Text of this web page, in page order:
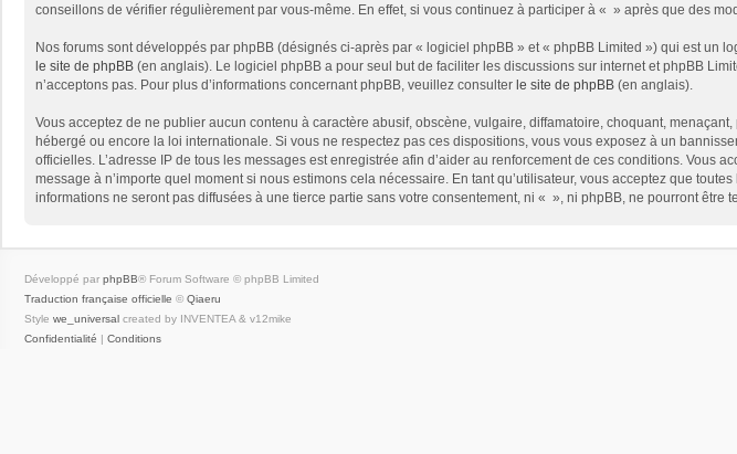
conseillons de vérifier régulièrement par vous-même. En effet, si vous continuez à participer à « » après que des
Nos forums sont développés par phpBB (désignés ci-après par « logiciel phpBB » et « phpBB Limited ») qui est un
le site de phpBB (en anglais). Le logiciel phpBB a pour seul but de faciliter les discussions sur internet et phpBB
n’acceptons pas. Pour plus d’informations concernant phpBB, veuillez consulter le site de phpBB (en anglais).
Vous acceptez de ne publier aucun contenu à caractère abusif, obscène, vulgaire, diffamatoire, choquant,
hébergé ou encore la loi internationale. Si vous ne respectez pas ces dispositions, vous vous exposez à un
officielles. L’adresse IP de tous les messages est enregistrée afin d’aider au renforcement de ces conditions.
message à n’importe quel moment si nous estimons cela nécessaire. En tant qu’utilisateur, vous acceptez que
informations ne seront pas diffusées à une tierce partie sans votre consentement, ni « », ni phpBB, ne pourront
Développé par phpBB® Forum Software © phpBB Limited
Traduction française officielle © Qiaeru
Style we_universal created by INVENTEA & v12mike
Confidentialité | Conditions